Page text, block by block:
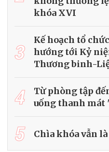
khóa XVI
3
Kế hoạch tổ
hướng tới Kỷ
Thương binh-
4
Từ phòng tập
uống thanh mát
5 Chìa khóa vẫn